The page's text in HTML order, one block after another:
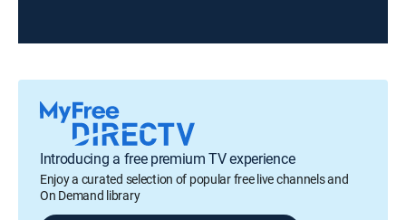
Introducing a free premium TV experience
Enjoy a curated selection of popular free live channels and
On Demand library